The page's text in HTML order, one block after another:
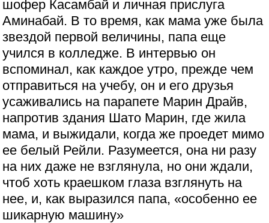
шофер Касамбай и личная прислуга
Аминабай. В то время, как мама уже была
звездой первой величины, папа еще
учился в колледже. В интервью он
вспоминал, как каждое утро, прежде чем
отправиться на учебу, он и его друзья
усаживались на парапете Марин Драйв,
напротив здания Шато Марин, где жила
мама, и выжидали, когда же проедет мимо
ее белый Рейли. Разумеется, она ни разу
на них даже не взглянула, но они ждали,
чтоб хоть краешком глаза взглянуть на
нее, и, как выразился папа, «особенно ее
шикарную машину»